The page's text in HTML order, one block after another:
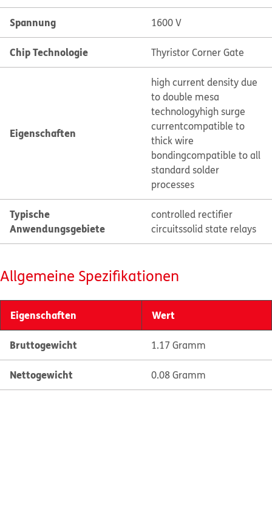
Spannung 1600 V
Chip Technologie Thyristor Corner Gate
Eigenschaften
high current density due
to double mesa
technologyhigh surge
currentcompatible to
thick wire
bondingcompatible to all
standard solder
processes
Typische
Anwendungsgebiete
controlled rectifier
circuitssolid state relays
Allgemeine Spezifikationen
Eigenschaften Wert
Bruttogewicht 1.17 Gramm
Nettogewicht 0.08 Gramm